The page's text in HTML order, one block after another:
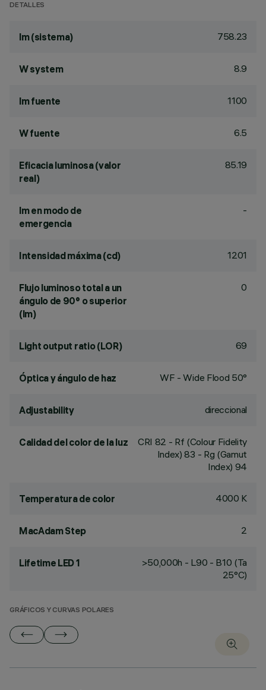
DETALLES
lm (sistema) 758.23
W system 8.9
lm fuente 1100
W fuente 6.5
Eficacia luminosa (valor
real)
85.19
lm en modo de
emergencia
-
Intensidad máxima (cd) 1201
Flujo luminoso total a un
ángulo de 90° o superior
(lm)
0
Light output ratio (LOR) 69
Óptica y ángulo de haz WF - Wide Flood 50°
Adjustability direccional
Calidad del color de la luz CRI 82 - Rf (Colour Fidelity
Index) 83 - Rg (Gamut
Index) 94
Temperatura de color 4000 K
MacAdam Step 2
Lifetime LED 1
>50,000h - L90 - B10 (Ta
25°C)
GRÁFICOS Y CURVAS POLARES